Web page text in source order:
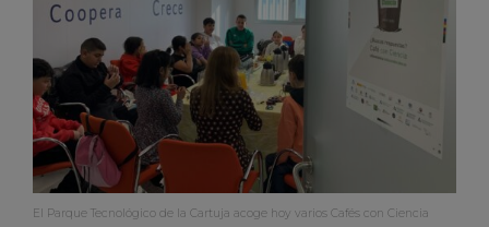
El Parque Tecnológico de la Cartuja acoge hoy varios Cafés con Ciencia